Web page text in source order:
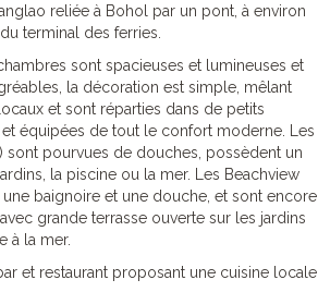
reliée à Bohol par un pont, à environ
terminal des ferries.
sont spacieuses et lumineuses et
la décoration est simple, mêlant
et sont réparties dans de petits
et équipées de tout le confort moderne. Les
sont pourvues de douches, possèdent un
la piscine ou la mer. Les Beachview
une baignoire et une douche, et sont encore
grande terrasse ouverte sur les jardins
à la mer.
et restaurant proposant une cuisine locale